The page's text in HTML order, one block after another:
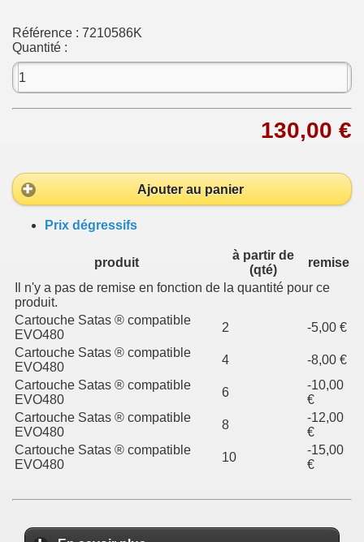
Référence : 7210586K
Quantité :
130,00 €
Ajouter au panier
Prix dégressifs
produit
à partir de
(qté)
remise
Il n'y a pas de remise en fonction de la quantité pour ce
produit.
Cartouche Satas ® compatible
EVO480
2
-5,00 €
Cartouche Satas ® compatible
EVO480
4
-8,00 €
Cartouche Satas ® compatible
EVO480
6
-10,00
€
Cartouche Satas ® compatible
EVO480
8
-12,00
€
Cartouche Satas ® compatible
EVO480
10
-15,00
€